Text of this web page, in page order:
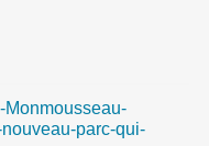
parc-qui-